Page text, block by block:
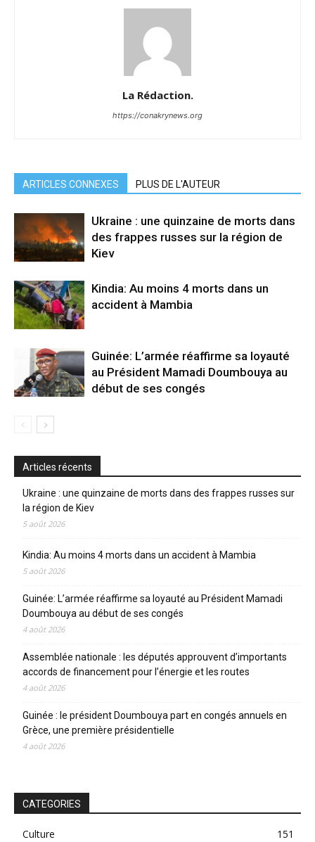
La Rédaction.
https://conakrynews.org
ARTICLES CONNEXES PLUS DE L'AUTEUR
Ukraine : une quinzaine de morts dans
des frappes russes sur la région de
Kiev
Kindia: Au moins 4 morts dans un
accident à Mambia
Guinée: L’armée réaffirme sa loyauté
au Président Mamadi Doumbouya au
début de ses congés
Articles récents
Ukraine : une quinzaine de morts dans des frappes russes sur
la région de Kiev
5 août 2026
Kindia: Au moins 4 morts dans un accident à Mambia
5 août 2026
Guinée: L’armée réaffirme sa loyauté au Président Mamadi
Doumbouya au début de ses congés
4 août 2026
Assemblée nationale : les députés approuvent d’importants
accords de financement pour l’énergie et les routes
4 août 2026
Guinée : le président Doumbouya part en congés annuels en
Grèce, une première présidentielle
4 août 2026
CATEGORIES
Culture
151